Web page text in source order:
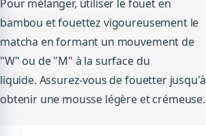
Pour mélanger, utiliser le fouet en
bambou et fouettez vigoureusement le
matcha en formant un mouvement de
"W" ou de "M" à la surface du
liquide. Assurez-vous de fouetter jusqu'à
obtenir une mousse légère et crémeuse.